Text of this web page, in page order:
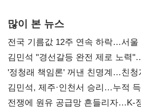
많이 본 뉴스
전국 기름값 12주 연속 하락…서울
김민석 "경선갈등 완전 제로 노력
사과부터"
'정청래 책임론' 꺼낸 친명계…친청
때리기
김민석, 제주·인천서 승리…누적
탈환'(종합)
전쟁에 원유 공급망 흔들리자…K-